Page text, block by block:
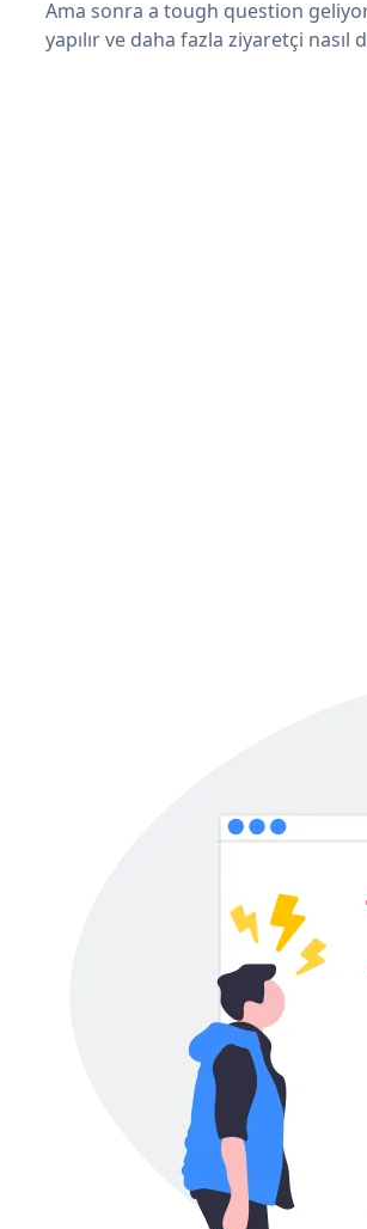
Ama sonra a tough question
yapılır ve daha fazla ziyaretçi nasıl